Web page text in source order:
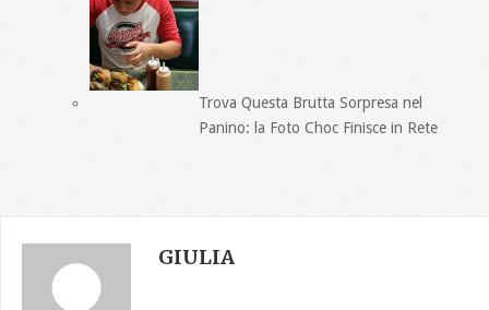
Trova Questa Brutta Sorpresa nel
Panino: la Foto Choc Finisce in Rete
GIULIA